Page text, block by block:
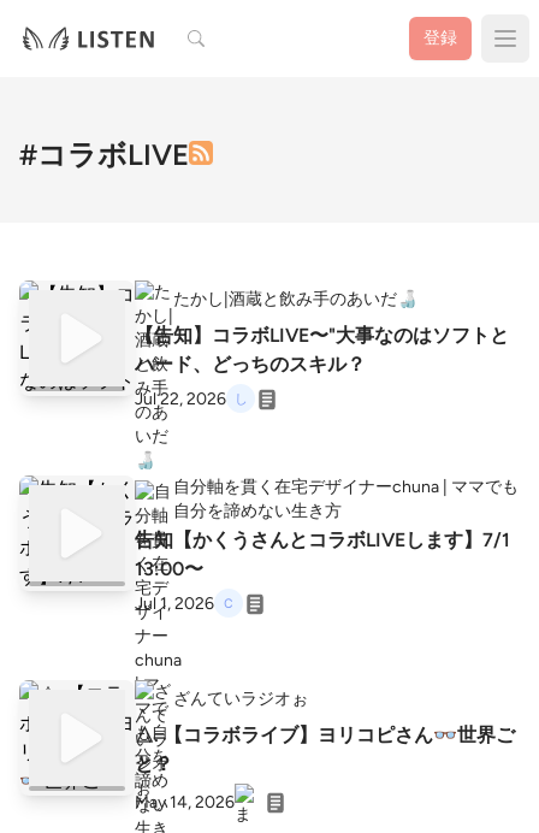
検索 登録
#コラボLIVE
たかし|酒蔵と飲み手のあいだ🍶
【告知】コラボLIVE〜"大事なのはソフトと
ハード、どっちのスキル？
Jul 22, 2026
自分軸を貫く在宅デザイナーchuna | ママでも
自分を諦めない生き方
告知【かくうさんとコラボLIVEします】7/1
13:00〜
Jul 1, 2026
ざんていラジオぉ
△. 【コラボライブ】ヨリコピさん👓世界ご
と？
May 14, 2026